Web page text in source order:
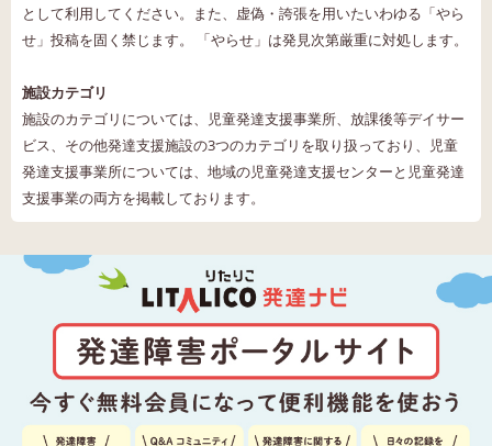
として利用してください。また、虚偽・誇張を用いたいわゆる「やら
せ」投稿を固く禁じます。 「やらせ」は発見次第厳重に対処します。
施設カテゴリ
施設のカテゴリについては、児童発達支援事業所、放課後等デイサー
ビス、その他発達支援施設の3つのカテゴリを取り扱っており、児童
発達支援事業所については、地域の児童発達支援センターと児童発達
支援事業の両方を掲載しております。